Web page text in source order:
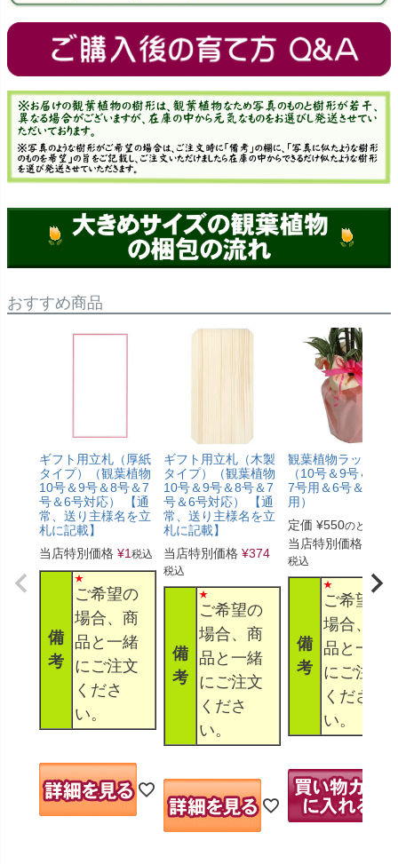
おすすめ商品
ギフト用立札（厚紙
タイプ）（観葉植物
10号＆9号＆8号＆7
号＆6号対応） 【通
常、送り主様名を立
札に記載】
当店特別価格 ¥1 税込
備
考
ご希望の
場合、商
品と一緒
にご注文
くださ
い。
ギフト用立札（木製
タイプ）（観葉植物
10号＆9号＆8号＆7
号＆6号対応） 【通
常、送り主様名を立
札に記載】
当店特別価格 ¥374
税込
備
考
ご希望の
場合、商
品と一緒
にご注文
くださ
い。
観葉植物ラッピン
（10号＆9号＆8号
7号用＆6号＆5号
用）
定価 ¥550のところ
当店特別価格
税込
備
考
ご希望の
場合、商
品と一緒
にご注文
くださ
い。